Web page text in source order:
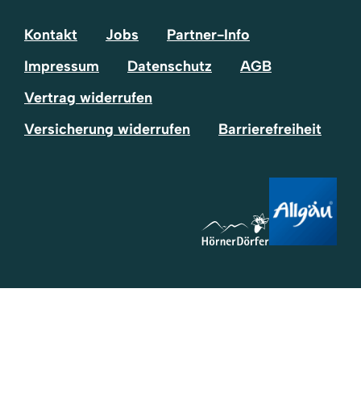
Kontakt Jobs
Partner-Info
Impressum
Datenschutz
AGB
Vertrag widerrufen
Versicherung widerrufen
Barrierefreiheit